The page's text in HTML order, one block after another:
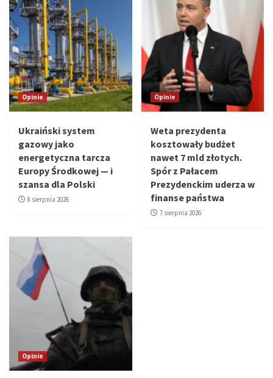
Opinie
Ukraiński system
gazowy jako
energetyczna tarcza
Europy Środkowej — i
szansa dla Polski
8 sierpnia 2026
Opinie
Weta prezydenta
kosztowały budżet
nawet 7 mld złotych.
Spór z Pałacem
Prezydenckim uderza w
finanse państwa
7 sierpnia 2026
Opinie